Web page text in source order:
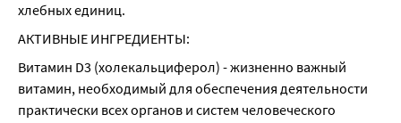
хлебных единиц.
АКТИВНЫЕ ИНГРЕДИЕНТЫ:
Витамин D3 (холекальциферол) - жизненно важный
витамин, необходимый для обеспечения деятельности
практически всех органов и систем человеческого